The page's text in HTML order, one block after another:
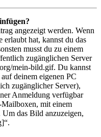
angezeigt werden. Wenn
hat, kannst du das
musst du zu einem
zugänglichen Server
mein-bild.gif. Du kannst
deinem eigenen PC
zugänglicher Server),
Anmeldung verfügbar
mit einem
Um das Bild anzuzeigen,